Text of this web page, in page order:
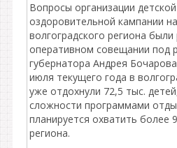
Вопросы организации
оздоровительной кампании
волгоградского региона
оперативном совещании под
губернатора Андрея
июля текущего года в
уже отдохнули 72,5 тыс.
сложности программами
планируется охватить более
региона.